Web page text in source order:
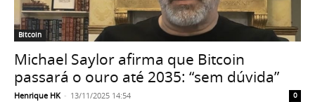
Bitcoin
Michael Saylor afirma que Bitcoin
passará o ouro até 2035: “sem dúvida”
Henrique HK - 13/11/2025 14:54 0